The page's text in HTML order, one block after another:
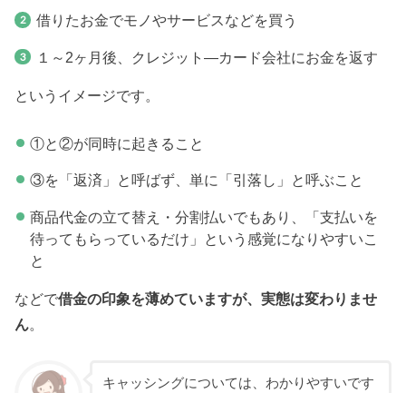
借りたお金でモノやサービスなどを買う
１～2ヶ月後、クレジット―カード会社にお金を返す
というイメージです。
①と②が同時に起きること
③を「返済」と呼ばず、単に「引落し」と呼ぶこと
商品代金の立て替え・分割払いでもあり、「支払いを
待ってもらっているだけ」という感覚になりやすいこ
と
などで借金の印象を薄めていますが、実態は変わりませ
ん。
キャッシングについては、わかりやすいです